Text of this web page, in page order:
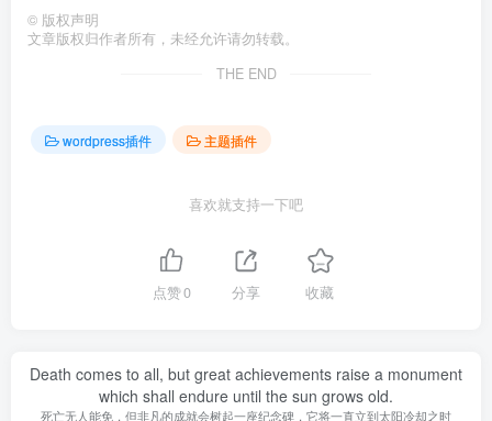
© 版权声明
文章版权归作者所有，未经允许请勿转载。
THE END
wordpress插件 主题插件
喜欢就支持一下吧
点赞0 分享 收藏
Death comes to all, but great achievements raise a monument
which shall endure until the sun grows old.
死亡无人能免，但非凡的成就会树起一座纪念碑，它将一直立到太阳冷却之时